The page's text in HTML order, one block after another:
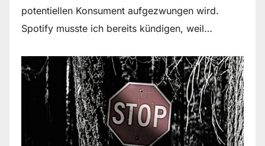
potentiellen Konsument aufgezwungen wird.
Spotify musste ich bereits kündigen, weil…